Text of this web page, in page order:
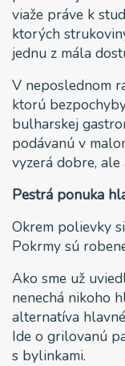
viaže práve k
ktorých
jednu z mála
V neposlednom
ktorú
bulharskej
podávanú v
vyzerá dobre, ale
Pestrá ponuka
Okrem polievky
Pokrmy sú
Ako sme už
nenechá nikoho
alternatíva
Ide o grilovanú
s bylinkami.